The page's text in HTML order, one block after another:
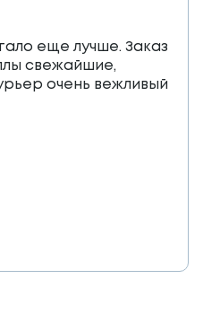
еще лучше. Заказ
свежайшие,
очень вежливый